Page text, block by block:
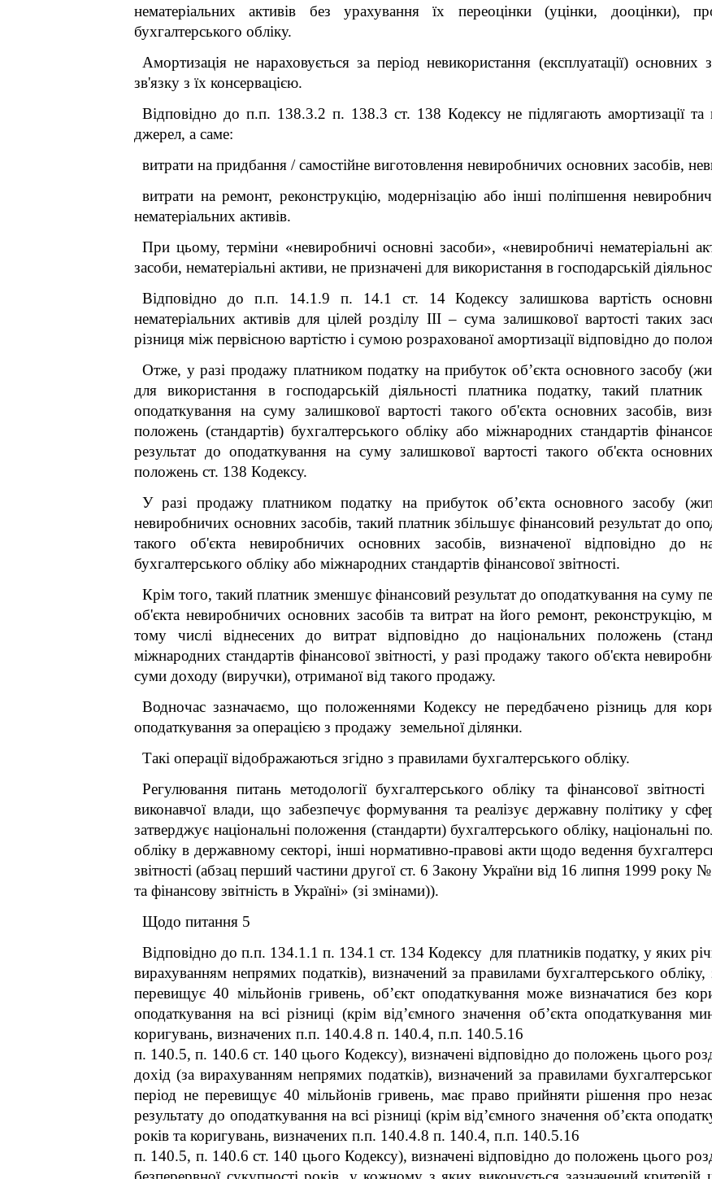
нематеріальних активів без урахування їх переоцінки (уцінки, дооцінки),
бухгалтерського обліку.
Амортизація не нараховується за період невикористання (експлуатації) основних
зв'язку з їх консервацією.
Відповідно до п.п. 138.3.2 п. 138.3 ст. 138 Кодексу не підлягають амортизації та
джерел, а саме:
витрати на придбання / самостійне виготовлення невиробничих основних засобів,
витрати на ремонт, реконструкцію, модернізацію або інші поліпшення
нематеріальних активів.
При цьому, терміни «невиробничі основні засоби», «невиробничі нематеріальні
засоби, нематеріальні активи, не призначені для використання в господарській
Відповідно до п.п. 14.1.9 п. 14.1 ст. 14 Кодексу залишкова вартість
нематеріальних активів для цілей розділу III – сума залишкової вартості таких
різниця між первісною вартістю і сумою розрахованої амортизації відповідно до
Отже, у разі продажу платником податку на прибуток об’єкта основного засобу
для використання в господарській діяльності платника податку, такий
оподаткування на суму залишкової вартості такого об'єкта основних засобів,
положень (стандартів) бухгалтерського обліку або міжнародних стандартів
результат до оподаткування на суму залишкової вартості такого об'єкта
положень ст. 138 Кодексу.
У разі продажу платником податку на прибуток об’єкта основного засобу
невиробничих основних засобів, такий платник збільшує фінансовий результат до
такого об'єкта невиробничих основних засобів, визначеної відповідно до
бухгалтерського обліку або міжнародних стандартів фінансової звітності.
Крім того, такий платник зменшує фінансовий результат до оподаткування на суму
об'єкта невиробничих основних засобів та витрат на його ремонт, реконструкцію,
тому числі віднесених до витрат відповідно до національних положень
міжнародних стандартів фінансової звітності, у разі продажу такого об'єкта
суми доходу (виручки), отриманої від такого продажу.
Водночас зазначаємо, що положеннями Кодексу не передбачено різниць для
оподаткування за операцією з продажу земельної ділянки.
Такі операції відображаються згідно з правилами бухгалтерського обліку.
Регулювання питань методології бухгалтерського обліку та фінансової
виконавчої влади, що забезпечує формування та реалізує державну політику у
затверджує національні положення (стандарти) бухгалтерського обліку, національні
обліку в державному секторі, інші нормативно-правові акти щодо ведення
звітності (абзац перший частини другої ст. 6 Закону України від 16 липня 1999
та фінансову звітність в Україні» (зі змінами)).
Щодо питання 5
Відповідно до п.п. 134.1.1 п. 134.1 ст. 134 Кодексу для платників податку, у яких
вирахуванням непрямих податків), визначений за правилами бухгалтерського обліку,
перевищує 40 мільйонів гривень, об’єкт оподаткування може визначатися без
оподаткування на всі різниці (крім від’ємного значення об’єкта оподаткування
коригувань, визначених п.п. 140.4.8 п. 140.4, п.п. 140.5.16
п. 140.5, п. 140.6 ст. 140 цього Кодексу), визначені відповідно до положень цього
дохід (за вирахуванням непрямих податків), визначений за правилами
період не перевищує 40 мільйонів гривень, має право прийняти рішення про
результату до оподаткування на всі різниці (крім від’ємного значення об’єкта
років та коригувань, визначених п.п. 140.4.8 п. 140.4, п.п. 140.5.16
п. 140.5, п. 140.6 ст. 140 цього Кодексу), визначені відповідно до положень цього